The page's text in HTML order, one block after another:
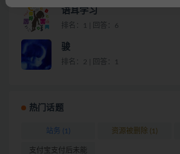
语耳学习
排名：1 | 回答：6
骏
排名：2 | 回答：1
热门话题
站务 (1) 资源被删除 (1)
支付宝支付后未能